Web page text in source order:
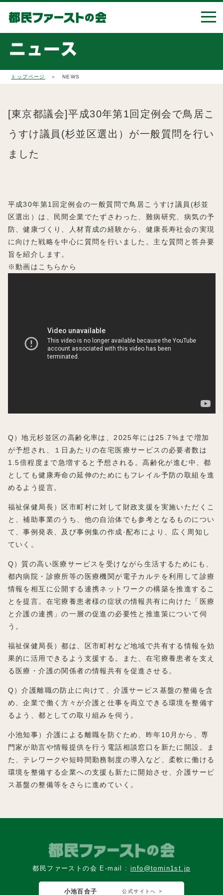
トップページ ＞ NEWS
[東京都議会]平成30年第1回定例会で鳥居こ
うすけ議員(杉並区選出）が一般質問を行い
ました
平成30年第1回定例会の一般質問で鳥居こうすけ議員(杉並
区選出）は、民間企業でたずさわった、難病研究、病気の予
防、健康づくり、人材育成の経験から、健康長寿社会の実現
に向けた戦略を中心に質問を行いました。主な質問と答弁要
旨を紹介します。
※動画はこちらから
Q）地元杉並区の高齢化率は、2025年には25.7%まで増加
が予想され、１日あたりの在宅医療サービスの必要者数は
1.5倍程度まで急増すると予想される。高齢化が進む中、都
としても健康寿命の延伸のためにもフレイル予防の取組を進
めるよう提言。
福祉保健局長）区市町村に対して財政支援を実施いただくこ
と、補助事業のうち、他の自治体でも参考となるものについ
て、事例発表、及び事例集の作成·配布により、広く周知し
ていく。
Q）質の高い医療サービスを受けながら生活するためにも、
都内病院・診療所等の医療機関が電子カルテを利用して診療
情報を相互に公開する連携ネットワークの構築を推進するこ
とを提言。在宅療養患者様の症状の情報共有に向けた「医療
と介護の連携」の一層の促進の必要性と推進策について伺
う。
福祉保健局長）都は、区市町村など地域で共有する情報を効
果的に活用できるよう支援する。また、在宅療養患者を支え
る医療・介護の関係者の情報共有を促進させる。
Q）介護離職の防止に向けて、介護サービス基盤の整備を含
め、企業で働く方々が介護と仕事を両立できる環境を整備す
るよう、都としての取り組みを伺う。
小池知事）介護による離職を防ぐため、昨年10月から、専
門家が助言や情報提供を行う電話相談窓口を新たに開設。ま
た、テレワークや短時間勤務制度の導入など、柔軟に働ける
環境を整備する企業への支援も新たに開始させ、介護サービ
ス基盤の整備等をさらに進めていく。
都民ファーストの会 E-mail :info@tomin1st.jp
小池百合子 公式サイトへ